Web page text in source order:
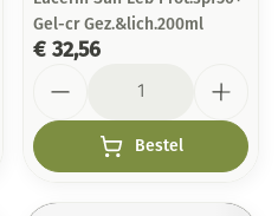
Gel-cr Gez.&lich.200ml
€ 32,56
Bestel